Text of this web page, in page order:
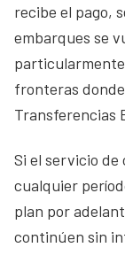
recibe el pago,
embarques se
fronteras
Transferencias
Si el servicio
cualquier
plan por
continúen sin